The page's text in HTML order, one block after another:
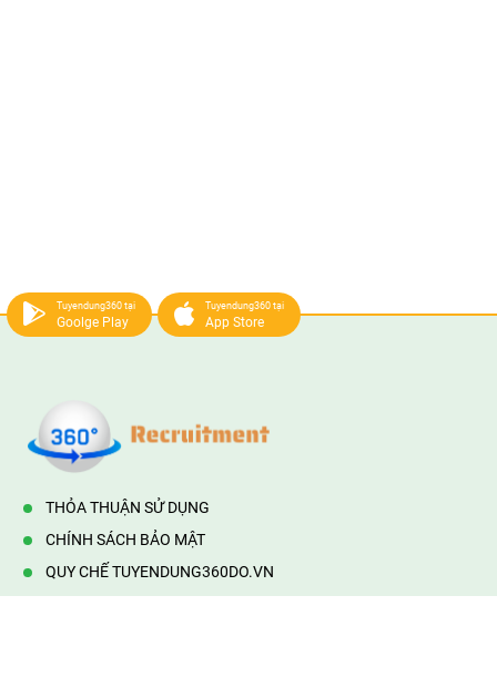
Tuyendung360 tại
Goolge Play
Tuyendung360 tại
App Store
THỎA THUẬN SỬ DỤNG
CHÍNH SÁCH BẢO MẬT
QUY CHẾ TUYENDUNG360DO.VN